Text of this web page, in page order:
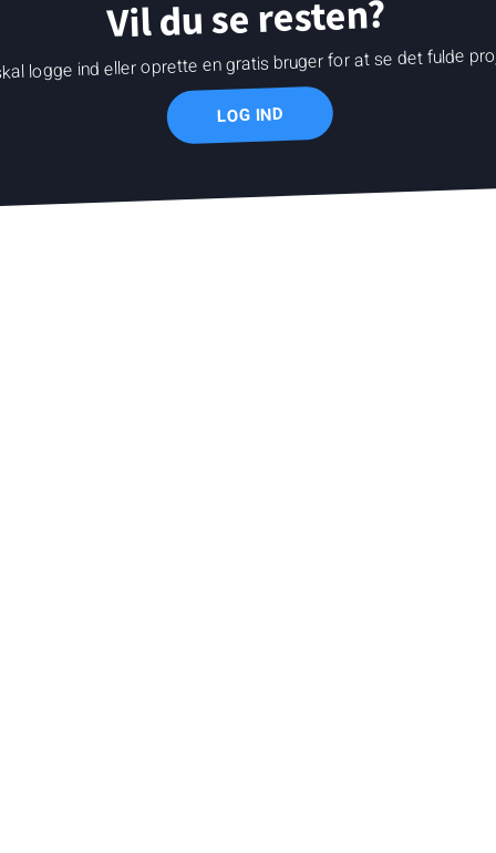
Vil du se resten?
logge ind eller oprette en gratis bruger for at se det fulde
LOG IND